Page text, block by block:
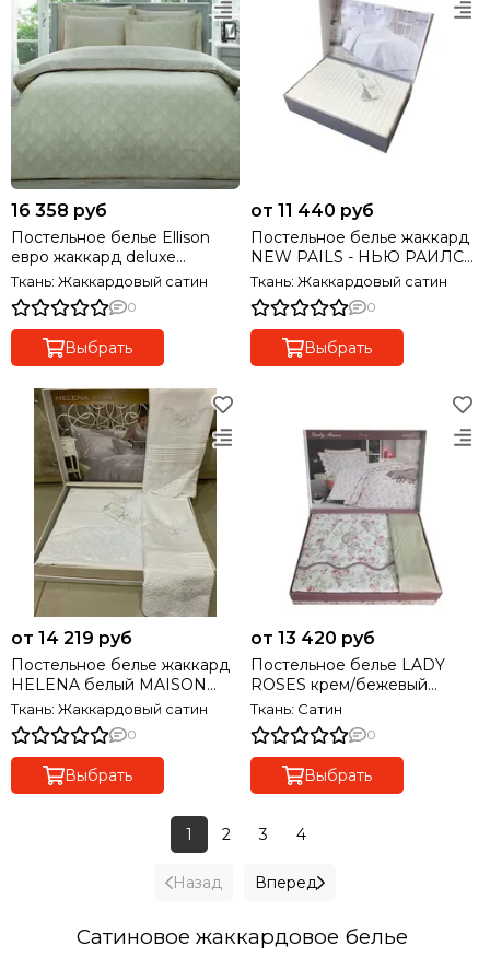
16 358 руб
Постельное белье Ellison
евро жаккард deluxe
TIVOLYO HOME Турция
Ткань: Жаккардовый сатин
0
Выбрать
от 11 440 руб
Постельное белье жаккард
NEW PAILS - НЬЮ РАИЛС
белый MAISON D'OR
Турция
Ткань: Жаккардовый сатин
0
Выбрать
от 14 219 руб
Постельное белье жаккард
HELENA белый MAISON
D'OR Турция
Ткань: Жаккардовый сатин
0
Выбрать
от 13 420 руб
Постельное белье LADY
ROSES крем/бежевый
MAISON D'OR Турция
Ткань: Сатин
0
Выбрать
Назад
1 2 3 4
Вперед
Сатиновое жаккардовое белье